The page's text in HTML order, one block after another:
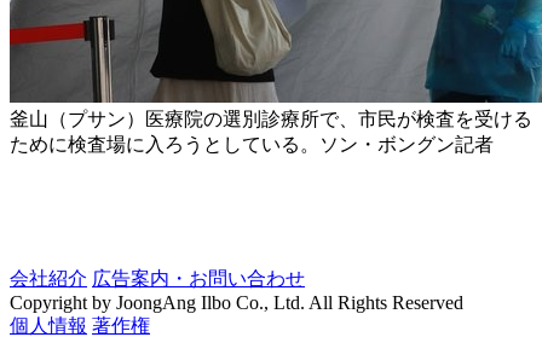
釜山（プサン）医療院の選別診療所で、市民が検査を受ける
ために検査場に入ろうとしている。ソン・ボングン記者
会社紹介 広告案内・お問い合わせ
Copyright by JoongAng Ilbo Co., Ltd. All Rights Reserved
個人情報 著作権